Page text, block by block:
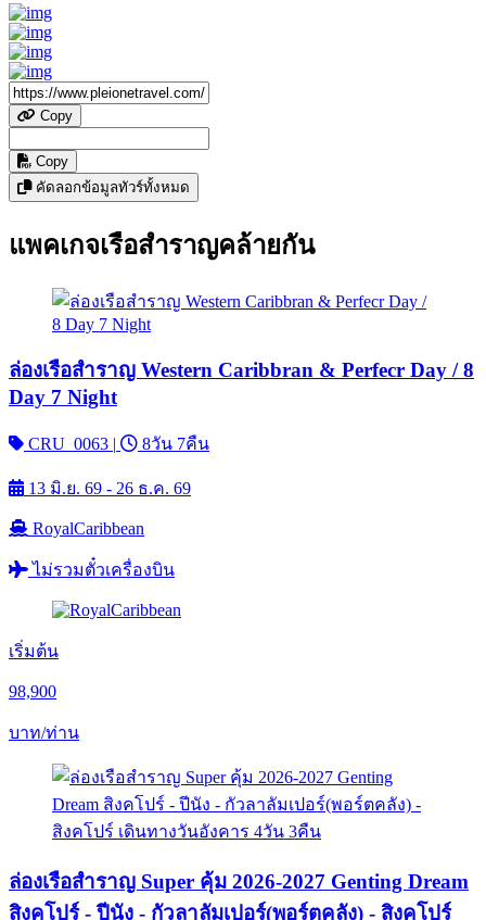
Copy
Copy
คัดลอกข้อมูลทัวร์ทั้งหมด
แพคเกจเรือสำราญคล้ายกัน
ล่องเรือสำราญ Western Caribbran & Perfecr Day / 8
Day 7 Night
CRU_0063 | 8วัน 7คืน
13 มิ.ย. 69 - 26 ธ.ค. 69
RoyalCaribbean
ไม่รวมตั๋วเครื่องบิน
เริ่มต้น
98,900
บาท/ท่าน
ล่องเรือสำราญ Super คุ้ม 2026-2027 Genting Dream
สิงคโปร์ - ปีนัง - กัวลาลัมเปอร์(พอร์ตคลัง) - สิงคโปร์